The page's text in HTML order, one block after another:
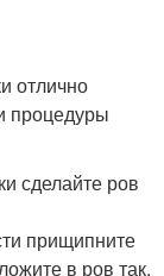
отлично
процедуры
сделайте ров
прищипните
в ров так,